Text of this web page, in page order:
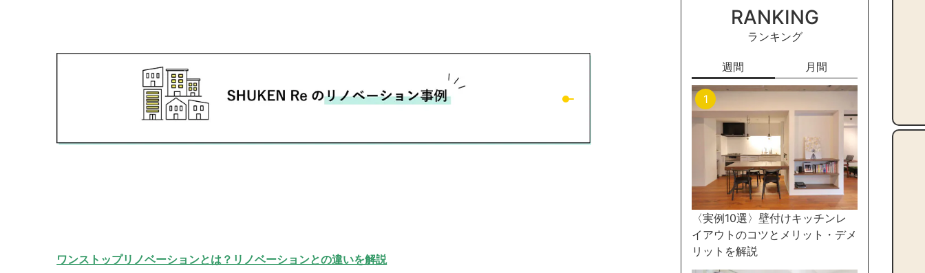
ワンストップリノベーションとは？リノベーションとの違いを解説
RANKING
ランキング
週間 月間
〈実例10選〉壁付けキッチンレ
イアウトのコツとメリット・デメ
リットを解説